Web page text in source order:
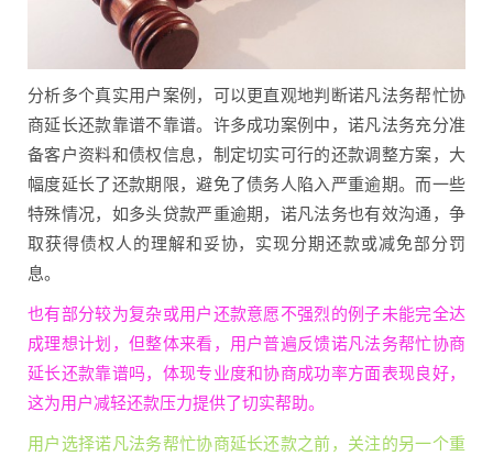
分析多个真实用户案例，可以更直观地判断诺凡法务帮忙协
商延长还款靠谱不靠谱。许多成功案例中，诺凡法务充分准
备客户资料和债权信息，制定切实可行的还款调整方案，大
幅度延长了还款期限，避免了债务人陷入严重逾期。而一些
特殊情况，如多头贷款严重逾期，诺凡法务也有效沟通，争
取获得债权人的理解和妥协，实现分期还款或减免部分罚
息。
也有部分较为复杂或用户还款意愿不强烈的例子未能完全达
成理想计划，但整体来看，用户普遍反馈诺凡法务帮忙协商
延长还款靠谱吗，体现专业度和协商成功率方面表现良好，
这为用户减轻还款压力提供了切实帮助。
用户选择诺凡法务帮忙协商延长还款之前，关注的另一个重